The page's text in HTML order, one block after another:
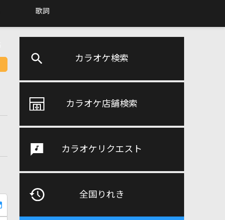
歌詞
カラオケ検索
カラオケ店舗検索
カラオケリクエスト
全国りれき